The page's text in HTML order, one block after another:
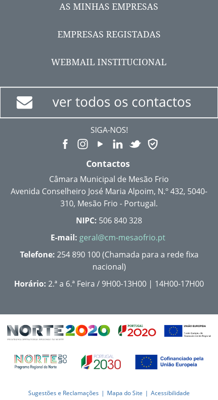
AS MINHAS EMPRESAS
EMPRESAS REGISTADAS
WEBMAIL INSTITUCIONAL
SIGA-NOS!
Contactos
Câmara Municipal de Mesão Frio
Avenida Conselheiro José Maria Alpoim, N.º 432, 5040-
310, Mesão Frio - Portugal.
NIPC: 506 840 328
E-mail: geral@cm-mesaofrio.pt
Telefone: 254 890 100 (Chamada para a rede fixa
nacional)
Horário: 2.ª a 6.ª Feira / 9H00-13H00 | 14H00-17H00
Sugestões e Reclamações Mapa do Site Acessibilidade